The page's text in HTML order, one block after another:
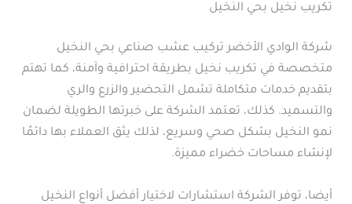
تكريب نخيل بحي النخيل
شركة الوادي الأخضر تركيب عشب صناعي بحي النخيل
متخصصة في تكريب نخيل بطريقة احترافية وآمنة، كما تهتم
بتقديم خدمات متكاملة تشمل التحضير والزرع والري
والتسميد. كذلك، تعتمد الشركة على خبرتها الطويلة لضمان
نمو النخيل بشكل صحي وسريع، لذلك يثق العملاء بها دائمًا
لإنشاء مساحات خضراء مميزة.
أيضا، توفر الشركة استشارات لاختيار أفضل أنواع النخيل